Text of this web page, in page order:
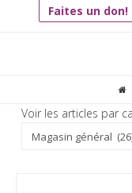
Faites un don!
Voir les articles par